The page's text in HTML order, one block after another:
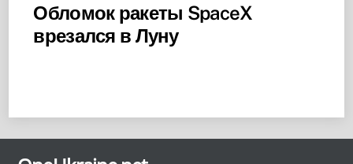
Обломок ракеты SpaceX
врезался в Луну